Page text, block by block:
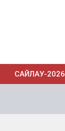
САЙЛАУ-2026